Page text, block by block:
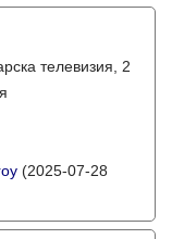
телевизия, 2
(2025-07-28